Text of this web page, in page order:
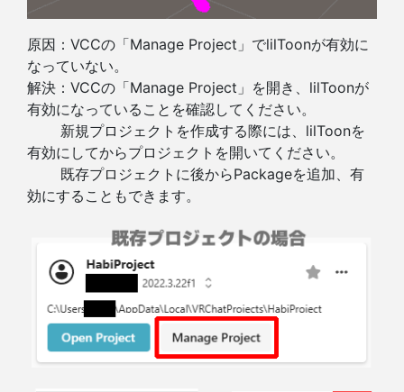
原因：VCCの「Manage Project」でlilToonが有効に
なっていない。
解決：VCCの「Manage Project」を開き、lilToonが
有効になっていることを確認してください。
新規プロジェクトを作成する際には、lilToonを
有効にしてからプロジェクトを開いてください。
既存プロジェクトに後からPackageを追加、有
効にすることもできます。